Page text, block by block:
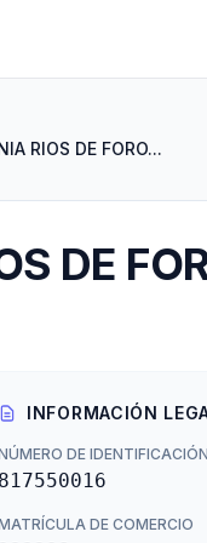
RIOS DE FORO...
DE
INFORMACIÓN
DE
817550016
DE COMERCIO